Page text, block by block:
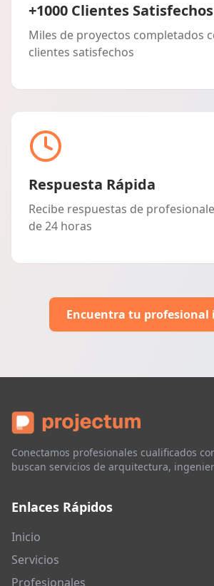
+1000 Clientes Satisfechos
Miles de proyectos completados
clientes satisfechos
Respuesta Rápida
Recibe respuestas de
de 24 horas
Encuentra tu profesional
Conectamos profesionales cualificados
buscan servicios de arquitectura,
Enlaces Rápidos
Inicio
Servicios
Profesionales